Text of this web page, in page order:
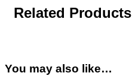
Related Products
You may also like…